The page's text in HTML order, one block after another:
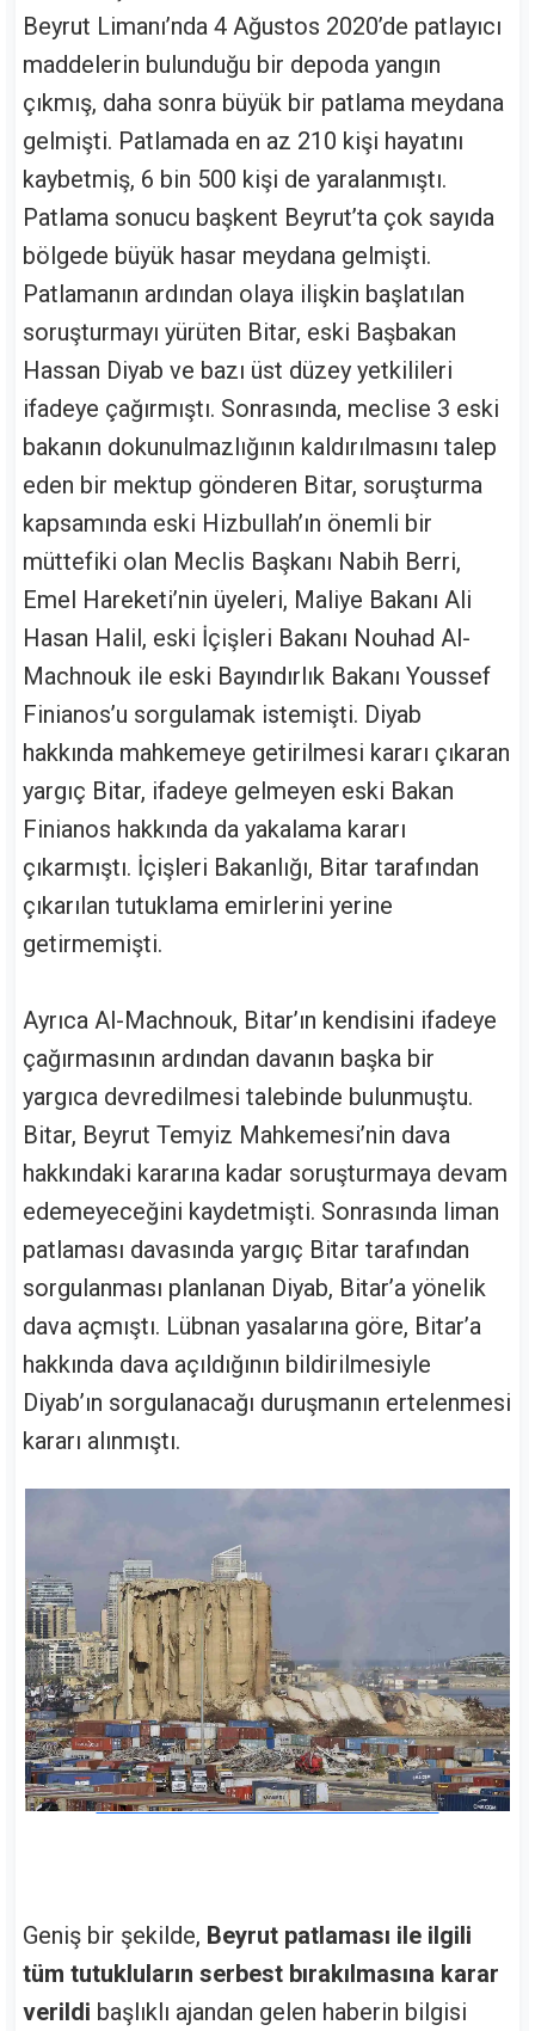
Beyrut Limanı’nda 4 Ağustos 2020’de patlayıcı
maddelerin bulunduğu bir depoda yangın
çıkmış, daha sonra büyük bir patlama meydana
gelmişti. Patlamada en az 210 kişi hayatını
kaybetmiş, 6 bin 500 kişi de yaralanmıştı.
Patlama sonucu başkent Beyrut’ta çok sayıda
bölgede büyük hasar meydana gelmişti.
Patlamanın ardından olaya ilişkin başlatılan
soruşturmayı yürüten Bitar, eski Başbakan
Hassan Diyab ve bazı üst düzey yetkilileri
ifadeye çağırmıştı. Sonrasında, meclise 3 eski
bakanın dokunulmazlığının kaldırılmasını talep
eden bir mektup gönderen Bitar, soruşturma
kapsamında eski Hizbullah’ın önemli bir
müttefiki olan Meclis Başkanı Nabih Berri,
Emel Hareketi’nin üyeleri, Maliye Bakanı Ali
Hasan Halil, eski İçişleri Bakanı Nouhad Al-
Machnouk ile eski Bayındırlık Bakanı Youssef
Finianos’u sorgulamak istemişti. Diyab
hakkında mahkemeye getirilmesi kararı çıkaran
yargıç Bitar, ifadeye gelmeyen eski Bakan
Finianos hakkında da yakalama kararı
çıkarmıştı. İçişleri Bakanlığı, Bitar tarafından
çıkarılan tutuklama emirlerini yerine
getirmemişti.
Ayrıca Al-Machnouk, Bitar’ın kendisini ifadeye
çağırmasının ardından davanın başka bir
yargıca devredilmesi talebinde bulunmuştu.
Bitar, Beyrut Temyiz Mahkemesi’nin dava
hakkındaki kararına kadar soruşturmaya devam
edemeyeceğini kaydetmişti. Sonrasında liman
patlaması davasında yargıç Bitar tarafından
sorgulanması planlanan Diyab, Bitar’a yönelik
dava açmıştı. Lübnan yasalarına göre, Bitar’a
hakkında dava açıldığının bildirilmesiyle
Diyab’ın sorgulanacağı duruşmanın ertelenmesi
kararı alınmıştı.
Geniş bir şekilde, Beyrut patlaması ile ilgili
tüm tutukluların serbest bırakılmasına karar
verildi başlıklı ajandan gelen haberin bilgisi